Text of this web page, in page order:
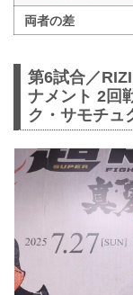
両者の差
第6試合／
ナメント 2回
ク・サモチュ